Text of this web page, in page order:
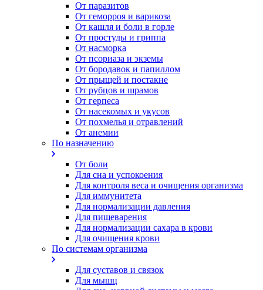
От паразитов
Oт геморроя и варикоза
От кашля и боли в горле
От простуды и гриппа
От насморка
Oт псориаза и экземы
От бородавок и папиллом
От прыщей и постакне
От рубцов и шрамов
От герпеса
От насекомых и укусов
От похмелья и отравлений
От анемии
По назначению
От боли
Для сна и успокоения
Для контроля веса и очищения организма
Для иммунитета
Для нормализации давления
Для пищеварения
Для нормализации сахара в крови
Для очищения крови
По системам организма
Для суставов и связок
Для мышц